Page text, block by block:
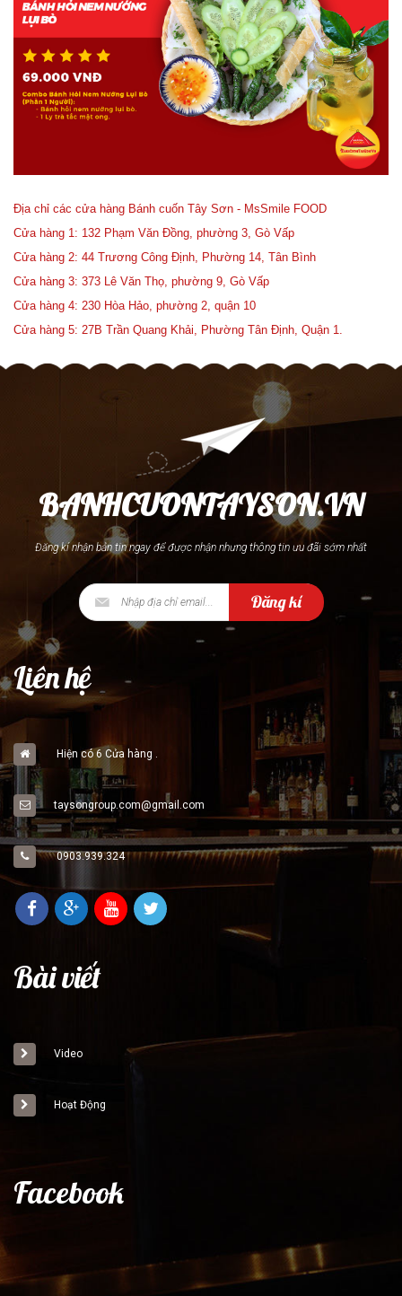
Địa chỉ các cửa hàng Bánh cuốn Tây Sơn - MsSmile FOOD
Cửa hàng 1: 132 Phạm Văn Đồng, phường 3, Gò Vấp
Cửa hàng 2: 44 Trương Công Định, Phường 14, Tân Bình
Cửa hàng 3: 373 Lê Văn Thọ, phường 9, Gò Vấp
Cửa hàng 4: 230 Hòa Hảo, phường 2, quận 10
Cửa hàng 5: 27B Trần Quang Khải, Phường Tân Định, Quận 1.
BANHCUONTAYSON.VN
Đăng kí nhận bản tin ngay để được nhận nhưng thông tin ưu đãi sớm nhất
Đăng kí
Liên hệ
Hiện có 6 Cửa hàng .
taysongroup.com@gmail.com
0903.939.324
Bài viết
Video
Hoạt Động
Facebook